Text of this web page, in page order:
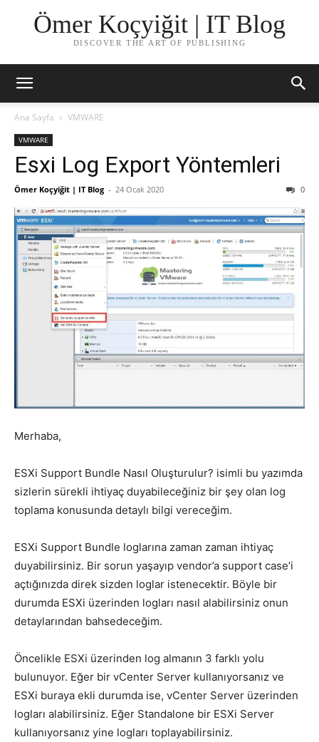
Ömer Koçyiğit | IT Blog
DISCOVER THE ART OF PUBLISHING
Ana Sayfa VMWARE
VMWARE
Esxi Log Export Yöntemleri
Ömer Koçyiğit | IT Blog - 24 Ocak 2020 0
Merhaba,
ESXi Support Bundle Nasıl Oluşturulur? isimli bu yazımda
sizlerin sürekli ihtiyaç duyabileceğiniz bir şey olan log
toplama konusunda detaylı bilgi vereceğim.
ESXi Support Bundle loglarına zaman zaman ihtiyaç
duyabilirsiniz. Bir sorun yaşayıp vendor’a support case’i
açtığınızda direk sizden loglar istenecektir. Böyle bir
durumda ESXi üzerinden logları nasıl alabilirsiniz onun
detaylarından bahsedeceğim.
Öncelikle ESXi üzerinden log almanın 3 farklı yolu
bulunuyor. Eğer bir vCenter Server kullanıyorsanız ve
ESXi buraya ekli durumda ise, vCenter Server üzerinden
logları alabilirsiniz. Eğer Standalone bir ESXi Server
kullanıyorsanız yine logları toplayabilirsiniz.